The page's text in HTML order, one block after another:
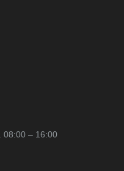
08:00 – 16:00